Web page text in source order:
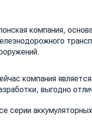
компания,
компания
выгодно
серии